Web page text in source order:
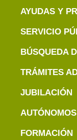
AYUDAS Y
SERVICIO
BÚSQUEDA
TRÁMITES
JUBILACIÓN
AUTÓNOMOS
FORMACIÓN